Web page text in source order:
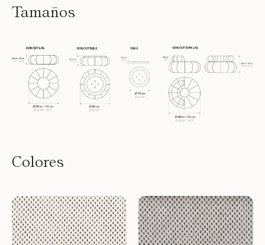
Tamaños
Colores